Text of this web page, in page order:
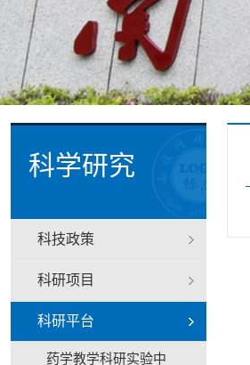
科学研究
科技政策
科研项目
科研平台
药学教学科研实验中